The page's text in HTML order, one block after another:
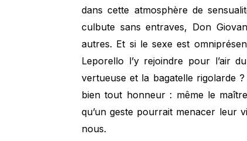
dans cette atmosphère de
culbute sans entraves, Don
autres. Et si le sexe est
Leporello l’y rejoindre pour l’air
vertueuse et la bagatelle rigolarde
bien tout honneur : même le
qu’un geste pourrait menacer leur
nous.